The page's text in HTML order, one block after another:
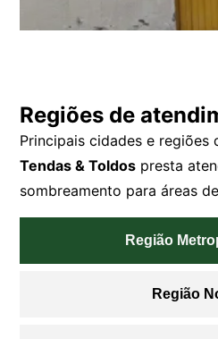
Regiões de
Principais cidades e regiões
Tendas & Toldos presta
sombreamento para áreas
Região
Região